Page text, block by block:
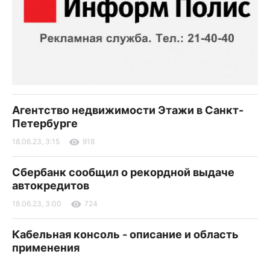
Агентство недвижимости Этажи в Санкт-
Петербурге
18.06.23, 3:15 918
Сбербанк сообщил о рекордной выдаче
автокредитов
18.06.23, 3:00 724
Кабельная консоль - описание и область
применения